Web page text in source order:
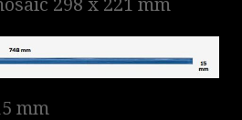
298 x 221 mm
mm